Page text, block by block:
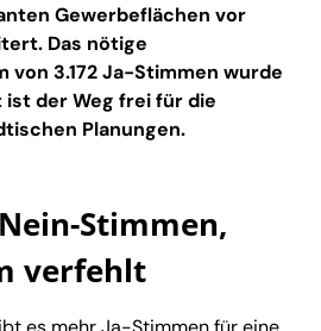
Gewerbeflächen vor
Das nötige
von 3.172 Ja-Stimmen wurde
der Weg frei für die
Planungen.
Stimmen,
verfehlt